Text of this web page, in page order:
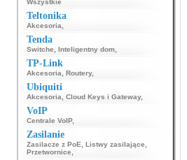
Wszystkie
Teltonika
Akcesoria
Tenda
Switche Inteligentny dom,
TP-Link
Akcesoria Routery,
Ubiquiti
Akcesoria Cloud Keys i Gateway,
VoIP
Centrale VoIP,
Zasilanie
Zasilacze z PoE Listwy zasilające
Przetwornice